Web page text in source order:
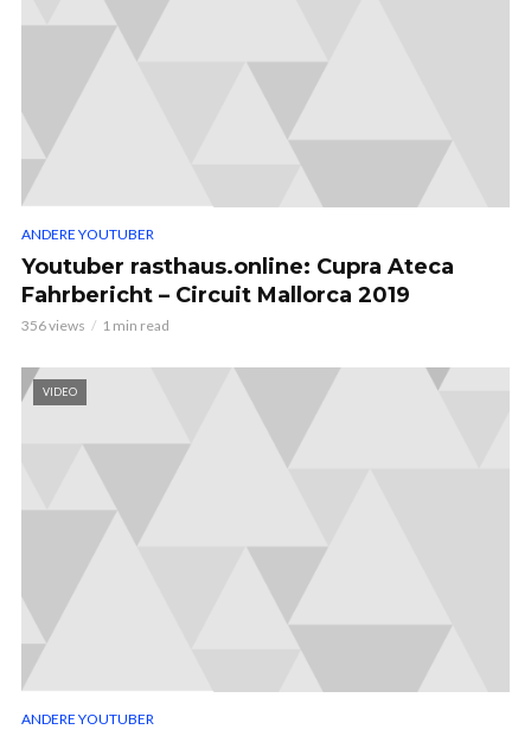
ANDERE YOUTUBER
Youtuber rasthaus.online: Cupra Ateca
Fahrbericht – Circuit Mallorca 2019
356 views 1 min read
VIDEO
ANDERE YOUTUBER